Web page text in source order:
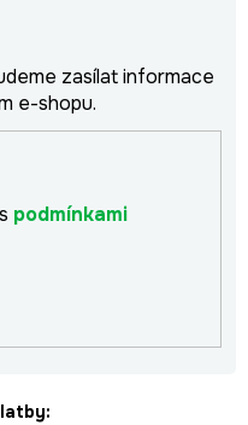
zasílat informace
e-shopu.
podmínkami